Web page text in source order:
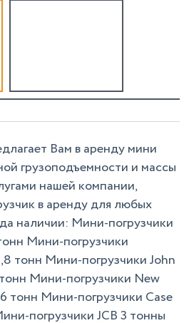
Вам в аренду мини
грузоподъемности и массы
нашей компании,
в аренду для любых
наличии: Мини-погрузчики
Мини-погрузчики
тонн Мини-погрузчики John
Мини-погрузчики New
тонн Мини-погрузчики Case
погрузчики JCB 3 тонны